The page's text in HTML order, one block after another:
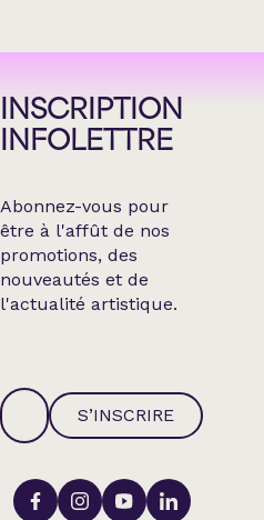
INSCRIPTION
INFOLETTRE
Abonnez-vous pour
être à l'affût de nos
promotions, des
nouveautés et de
l'actualité artistique.
S’INSCRIRE